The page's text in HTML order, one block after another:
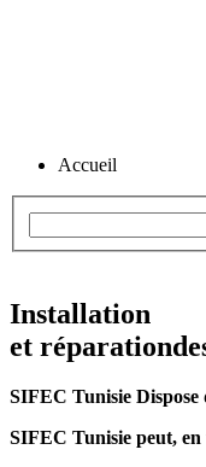
Accueil
Installation
et réparation
SIFEC Tunisie Dispose
SIFEC Tunisie peut,